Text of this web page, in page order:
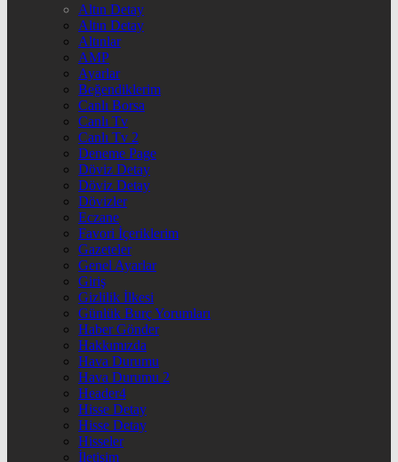
Altın Detay
Altın Detay
Altınlar
AMP
Ayarlar
Beğendiklerim
Canlı Borsa
Canlı Tv
Canlı Tv 2
Deneme Page
Döviz Detay
Döviz Detay
Dövizler
Eczane
Favori İçeriklerim
Gazeteler
Genel Ayarlar
Giriş
Gizlilik İlkesi
Günlük Burç Yorumları
Haber Gönder
Hakkımızda
Hava Durumu
Hava Durumu 2
Header4
Hisse Detay
Hisse Detay
Hisseler
İletişim